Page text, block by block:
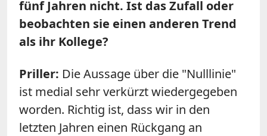
fünf Jahren nicht. Ist das Zufall oder
beobachten sie einen anderen Trend
als ihr Kollege?
Priller: Die Aussage über die "Nulllinie"
ist medial sehr verkürzt wiedergegeben
worden. Richtig ist, dass wir in den
letzten Jahren einen Rückgang an